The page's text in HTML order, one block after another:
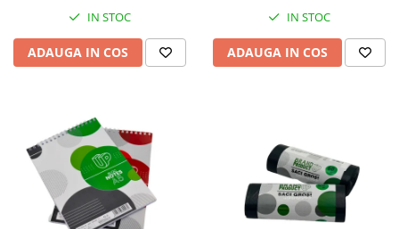
IN STOC
ADAUGA IN COS
IN STOC
ADAUGA IN COS